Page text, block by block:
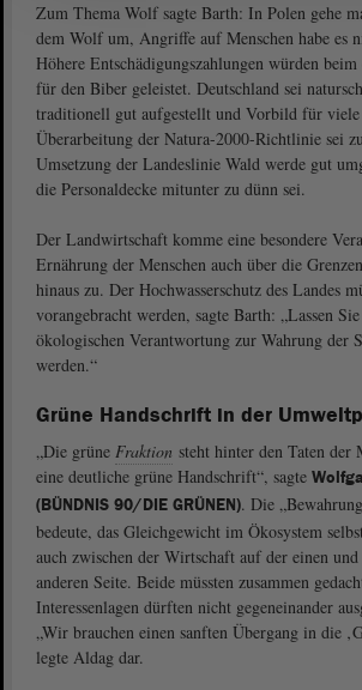
Zum Thema Wolf sagte Barth: In Polen gehe
dem Wolf um, Angriffe auf Menschen habe es
Höhere Entschädigungszahlungen würden
für den Biber geleistet. Deutschland sei
traditionell gut aufgestellt und Vorbild für viele
Überarbeitung der Natura-2000-Richtlinie sei
Umsetzung der Landeslinie Wald werde gut
die Personaldecke mitunter zu dünn sei.
Der Landwirtschaft komme eine besondere
Ernährung der Menschen auch über die
hinaus zu. Der Hochwasserschutz des Landes
vorangebracht werden, sagte Barth: „Lassen
ökologischen Verantwortung zur Wahrung der
werden.“
Grüne Handschrift in der
„Die grüne Fraktion steht hinter den Taten der
eine deutliche grüne Handschrift“, sagte
(BÜNDNIS 90/DIE GRÜNEN). Die
bedeute, das Gleichgewicht im Ökosystem
auch zwischen der Wirtschaft auf der einen
anderen Seite. Beide müssten zusammen
Interessenlagen dürften nicht gegeneinander
„Wir brauchen einen sanften Übergang in die
legte Aldag dar.